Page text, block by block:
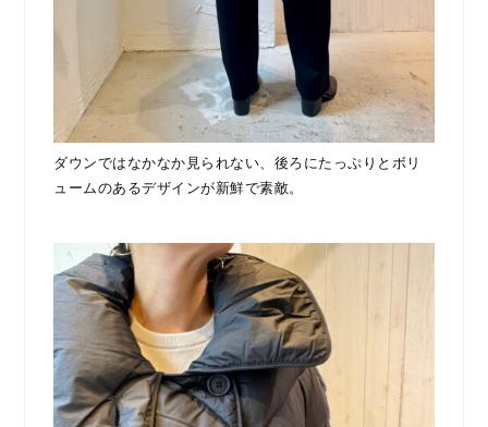
ダウンではなかなか見られない、後ろにたっぷりとボリ
ュームのあるデザインが新鮮で素敵。